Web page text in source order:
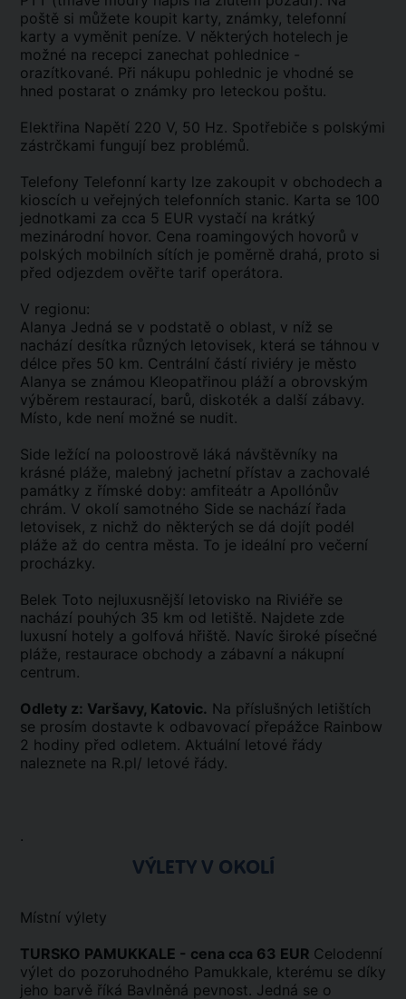
poště si můžete koupit karty, známky, telefonní
karty a vyměnit peníze. V některých hotelech je
možné na recepci zanechat pohlednice -
orazítkované. Při nákupu pohlednic je vhodné se
hned postarat o známky pro leteckou poštu.
Elektřina Napětí 220 V, 50 Hz. Spotřebiče s polskými
zástrčkami fungují bez problémů.
Telefony Telefonní karty lze zakoupit v obchodech a
kioscích u veřejných telefonních stanic. Karta se 100
jednotkami za cca 5 EUR vystačí na krátký
mezinárodní hovor. Cena roamingových hovorů v
polských mobilních sítích je poměrně drahá, proto si
před odjezdem ověřte tarif operátora.
V regionu:
Alanya Jedná se v podstatě o oblast, v níž se
nachází desítka různých letovisek, která se táhnou v
délce přes 50 km. Centrální částí riviéry je město
Alanya se známou Kleopatřinou pláží a obrovským
výběrem restaurací, barů, diskoték a další zábavy.
Místo, kde není možné se nudit.
Side ležící na poloostrově láká návštěvníky na
krásné pláže, malebný jachetní přístav a zachovalé
památky z římské doby: amfiteátr a Apollónův
chrám. V okolí samotného Side se nachází řada
letovisek, z nichž do některých se dá dojít podél
pláže až do centra města. To je ideální pro večerní
procházky.
Belek Toto nejluxusnější letovisko na Riviéře se
nachází pouhých 35 km od letiště. Najdete zde
luxusní hotely a golfová hřiště. Navíc široké písečné
pláže, restaurace obchody a zábavní a nákupní
centrum.
Odlety z: Varšavy, Katovic. Na příslušných letištích
se prosím dostavte k odbavovací přepážce Rainbow
2 hodiny před odletem. Aktuální letové řády
naleznete na R.pl/ letové řády.
.
VÝLETY V OKOLÍ
Místní výlety
TURSKO PAMUKKALE - cena cca 63 EUR Celodenní
výlet do pozoruhodného Pamukkale, kterému se díky
jeho barvě říká Bavlněná pevnost. Jedná se o